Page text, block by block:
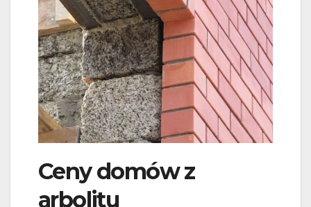
Ceny domów z
arbolitu